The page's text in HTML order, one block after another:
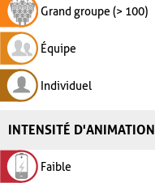
Grand groupe (> 100)
Équipe
Individuel
INTENSITÉ D'ANIMATION
Faible